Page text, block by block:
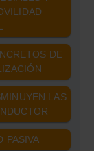
DE
LAS
PASIVA